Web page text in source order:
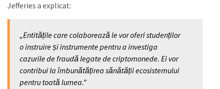
Jefferies a explicat:
„Entitățile care colaborează le vor oferi studenților
o instruire și instrumente pentru a investiga
cazurile de fraudă legate de criptomonede. Ei vor
contribui la îmbunătățirea sănătății ecosistemului
pentru toată lumea.”